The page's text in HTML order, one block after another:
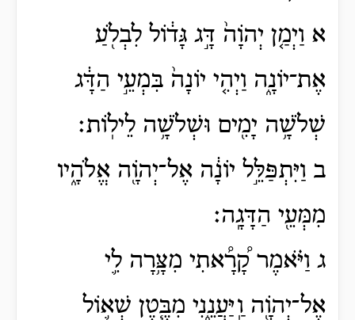
א וַיְמַ֤ן יְהֹוָה֙ דָּ֣ג גָּד֔וֹל לִבְלֹ֖עַ
אֶת־יוֹנָ֑ה וַיְהִ֤י יוֹנָה֙ בִּמְעֵ֣י הַדָּ֔ג
שְׁלֹשָׁ֥ה יָמִ֖ים וּשְׁלֹשָׁ֥ה לֵילֽוֹת׃
ב וַיִּתְפַּלֵּ֣ל יוֹנָ֔ה אֶל־יְהֹוָ֖ה אֱלֹהָ֑יו
מִמְּעֵ֖י הַדָּגָֽה׃
ג וַיֹּ֗אמֶר קָ֠רָ֠אתִי מִצָּ֥רָה לִ֛י
אֶל־יְהֹוָ֖ה וַֽיַּעֲנֵ֑נִי מִבֶּ֧טֶן שְׁא֛וֹל